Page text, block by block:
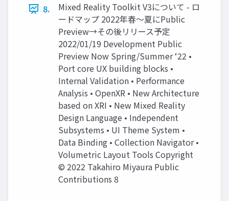
8.
Mixed Reality Toolkit V3について - ロ
ードマップ 2022年春～夏にPublic
Preview→その後リリース予定
2022/01/19 Development Public
Preview Now Spring/Summer ‘22 •
Port core UX building blocks •
Internal Validation • Performance
Analysis • OpenXR • New Architecture
based on XRI • New Mixed Reality
Design Language • Independent
Subsystems • UI Theme System •
Data Binding • Collection Navigator •
Volumetric Layout Tools Copyright
© 2022 Takahiro Miyaura Public
Contributions 8